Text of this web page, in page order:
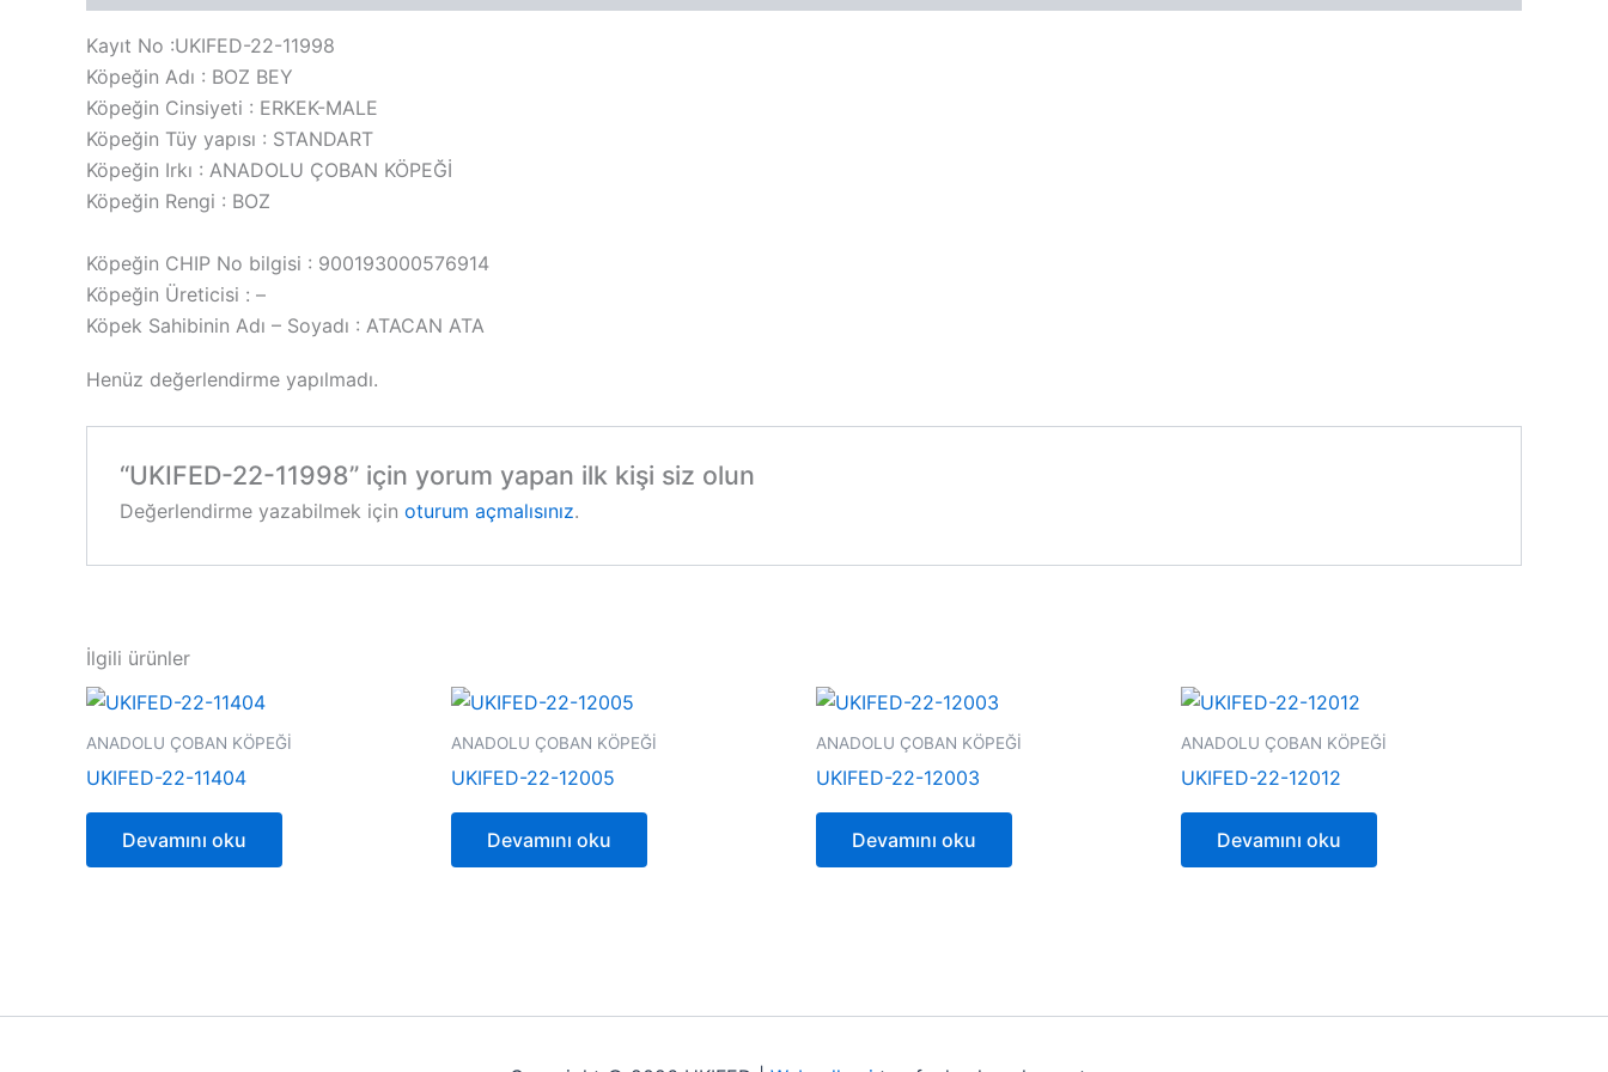
Kayıt No :UKIFED-22-11998
Köpeğin Adı : BOZ BEY
Köpeğin Cinsiyeti : ERKEK-MALE
Köpeğin Tüy yapısı : STANDART
Köpeğin Irkı : ANADOLU ÇOBAN KÖPEĞİ
Köpeğin Rengi : BOZ
Köpeğin CHIP No bilgisi : 900193000576914
Köpeğin Üreticisi : –
Köpek Sahibinin Adı – Soyadı : ATACAN ATA
Henüz değerlendirme yapılmadı.
“UKIFED-22-11998” için yorum yapan ilk kişi siz olun
Değerlendirme yazabilmek için oturum açmalısınız.
İlgili ürünler
ANADOLU ÇOBAN KÖPEĞİ
UKIFED-22-11404
Devamını oku
ANADOLU ÇOBAN KÖPEĞİ
UKIFED-22-12005
Devamını oku
ANADOLU ÇOBAN KÖPEĞİ
UKIFED-22-12003
Devamını oku
ANADOLU ÇOBAN KÖPEĞİ
UKIFED-22-12012
Devamını oku